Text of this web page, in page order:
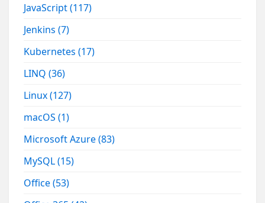
JavaScript(117)
Jenkins(7)
Kubernetes(17)
LINQ(36)
Linux(127)
macOS(1)
Microsoft Azure(83)
MySQL(15)
Office(53)